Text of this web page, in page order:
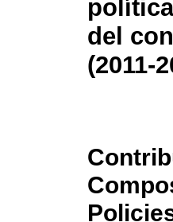
del
(2011-